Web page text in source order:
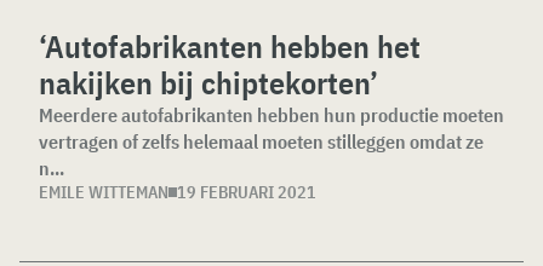
‘Autofabrikanten hebben het
nakijken bij chiptekorten’
Meerdere autofabrikanten hebben hun productie moeten
vertragen of zelfs helemaal moeten stilleggen omdat ze
n...
EMILE WITTEMAN 19 FEBRUARI 2021